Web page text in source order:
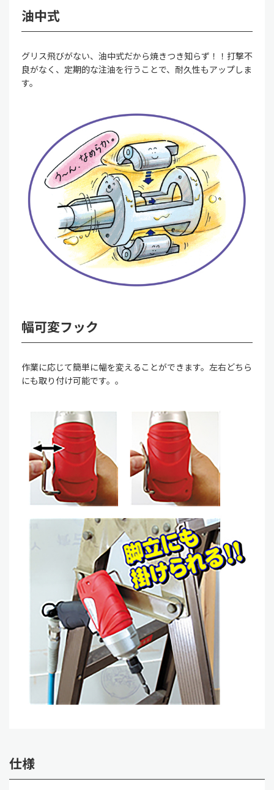
油中式
グリス飛びがない、油中式だから焼きつき知らず！！打撃不
良がなく、定期的な注油を行うことで、耐久性もアップしま
す。
幅可変フック
作業に応じて簡単に幅を変えることができます。左右どちら
にも取り付け可能です。。
仕様